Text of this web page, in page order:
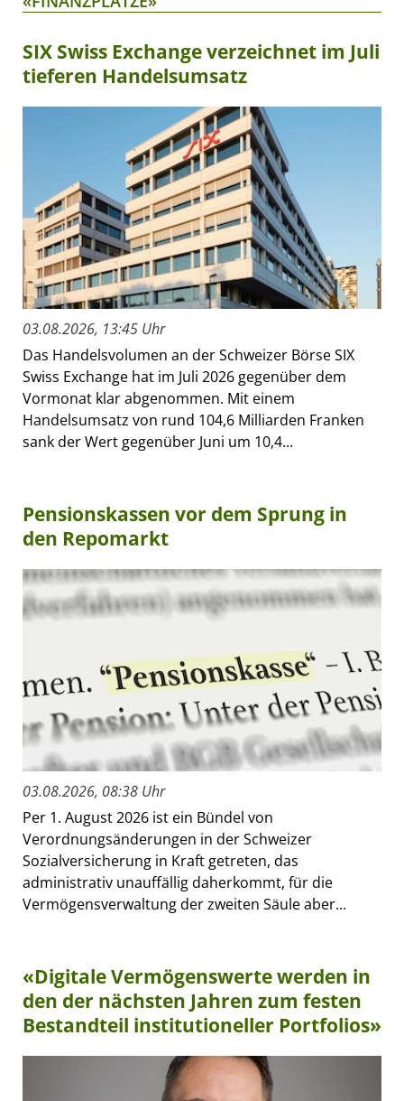
SIX Swiss Exchange verzeichnet im Juli
tieferen Handelsumsatz
03.08.2026, 13:45 Uhr
Das Handelsvolumen an der Schweizer Börse SIX
Swiss Exchange hat im Juli 2026 gegenüber dem
Vormonat klar abgenommen. Mit einem
Handelsumsatz von rund 104,6 Milliarden Franken
sank der Wert gegenüber Juni um 10,4...
Pensionskassen vor dem Sprung in
den Repomarkt
03.08.2026, 08:38 Uhr
Per 1. August 2026 ist ein Bündel von
Verordnungsänderungen in der Schweizer
Sozialversicherung in Kraft getreten, das
administrativ unauffällig daherkommt, für die
Vermögensverwaltung der zweiten Säule aber...
«Digitale Vermögenswerte werden in
den der nächsten Jahren zum festen
Bestandteil institutioneller Portfolios»